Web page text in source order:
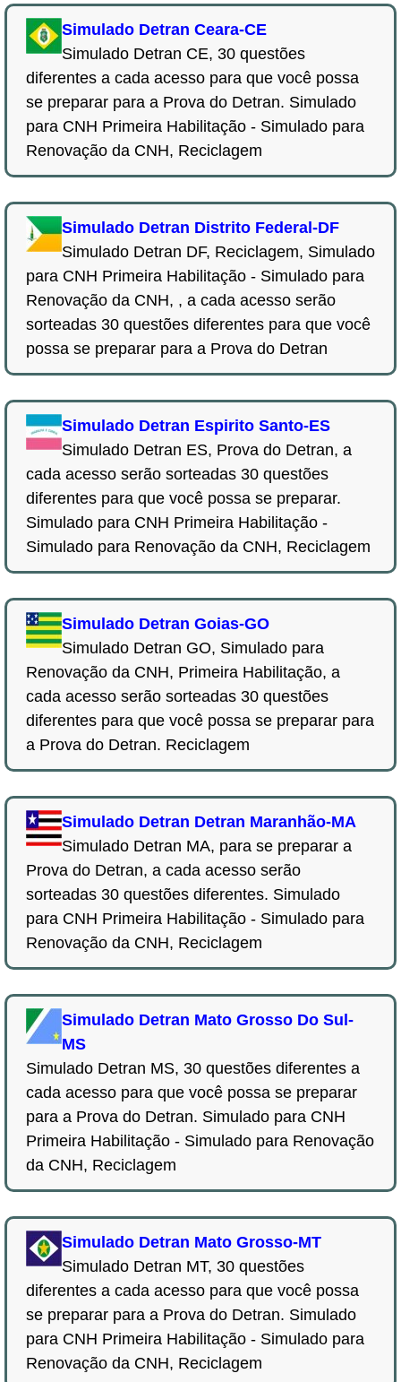
Simulado Detran Ceara-CE
Simulado Detran CE, 30 questões
diferentes a cada acesso para que você possa
se preparar para a Prova do Detran. Simulado
para CNH Primeira Habilitação - Simulado para
Renovação da CNH, Reciclagem
Simulado Detran Distrito Federal-DF
Simulado Detran DF, Reciclagem, Simulado
para CNH Primeira Habilitação - Simulado para
Renovação da CNH, , a cada acesso serão
sorteadas 30 questões diferentes para que você
possa se preparar para a Prova do Detran
Simulado Detran Espirito Santo-ES
Simulado Detran ES, Prova do Detran, a
cada acesso serão sorteadas 30 questões
diferentes para que você possa se preparar.
Simulado para CNH Primeira Habilitação -
Simulado para Renovação da CNH, Reciclagem
Simulado Detran Goias-GO
Simulado Detran GO, Simulado para
Renovação da CNH, Primeira Habilitação, a
cada acesso serão sorteadas 30 questões
diferentes para que você possa se preparar para
a Prova do Detran. Reciclagem
Simulado Detran Detran Maranhão-MA
Simulado Detran MA, para se preparar a
Prova do Detran, a cada acesso serão
sorteadas 30 questões diferentes. Simulado
para CNH Primeira Habilitação - Simulado para
Renovação da CNH, Reciclagem
Simulado Detran Mato Grosso Do Sul-
MS
Simulado Detran MS, 30 questões diferentes a
cada acesso para que você possa se preparar
para a Prova do Detran. Simulado para CNH
Primeira Habilitação - Simulado para Renovação
da CNH, Reciclagem
Simulado Detran Mato Grosso-MT
Simulado Detran MT, 30 questões
diferentes a cada acesso para que você possa
se preparar para a Prova do Detran. Simulado
para CNH Primeira Habilitação - Simulado para
Renovação da CNH, Reciclagem